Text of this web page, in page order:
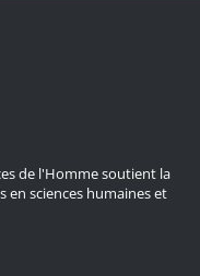
de l'Homme soutient la
en sciences humaines et